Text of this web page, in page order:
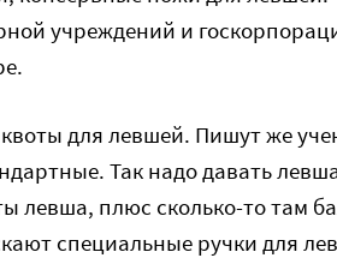
учреждений и
для левшей. Пишут же
Так надо давать
левша, плюс сколько-то там
специальные ручки для